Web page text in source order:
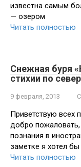
известна самым
— озером
Читать полностью
Снежная буря
стихии по
9 февраля, 2013
Приветствую всех
добро
познания в
заметке я хотел
Читать полностью